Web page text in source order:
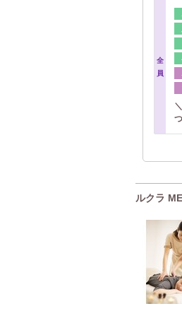
全
員
ルクラ